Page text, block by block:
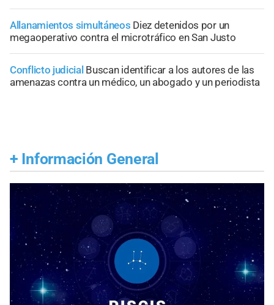
Allanamientos simultáneos Diez detenidos por un
megaoperativo contra el microtráfico en San Justo
Conflicto judicial Buscan identificar a los autores de las
amenazas contra un médico, un abogado y un periodista
+ Información General